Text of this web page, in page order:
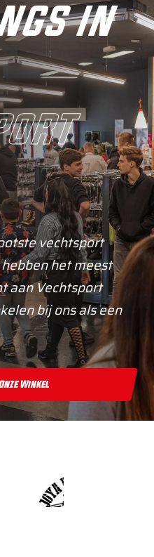
in
vechtsport
het meest
aan Vechtsport
bij ons als een
Winkel